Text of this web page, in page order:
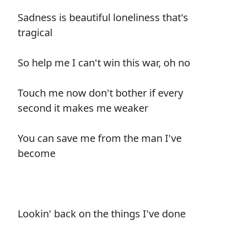
Sadness is beautiful loneliness that's
tragical
So help me I can't win this war, oh no
Touch me now don't bother if every
second it makes me weaker
You can save me from the man I've
become
Lookin' back on the things I've done